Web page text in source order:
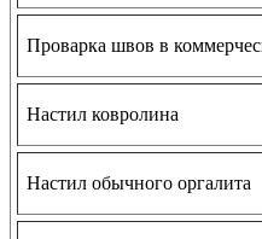
Проварка швов в
Настил ковролина
Настил обычного оргалита